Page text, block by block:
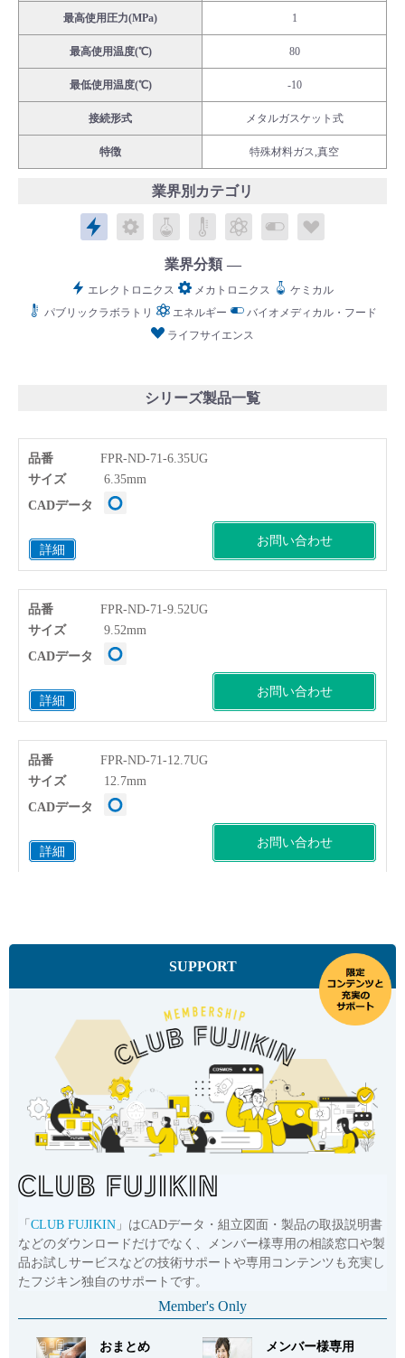
会社情報
Corporate Blog
／English
お問い合わせ
最高使用圧力(MPa) 1
最高使用温度(℃) 80
最低使用温度(℃) -10
接続形式 メタルガスケット式
特徴 特殊材料ガス,真空
業界別カテゴリ
エレクトロニクス
メカトロニクス
ケミカルパブリックラボラトリ
エネルギーバイオメディカ
業界分類
エレクトロニクス メカトロニクス
ケミカル
パブリックラボラトリ
エネルギー
バイオメディカル・フード
ライフサイエンス
シリーズ製品一覧
品番 FPR-ND-71-6.35UG
詳細
サイズ 6.35mm
お問い合わせ
CADデータ
品番 FPR-ND-71-9.52UG
詳細
サイズ 9.52mm
お問い合わせ
CADデータ
品番 FPR-ND-71-12.7UG
詳細
サイズ 12.7mm
お問い合わせ
CADデータ
SUPPORT
「 CLUB FUJIKIN 」はCADデータ・組立図面・製品の取扱説明書
などのダウンロードだけでなく、メンバー様専用の相談窓口や製
品お試しサービスなどの技術サポートや専用コンテンツも充実し
たフジキン独自のサポートです。
Member's Only
おまとめ メンバー様専用